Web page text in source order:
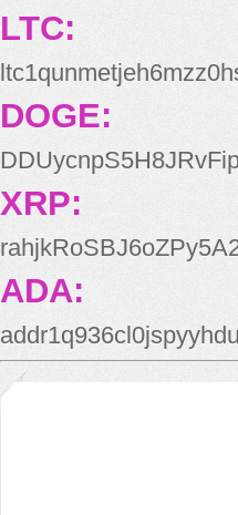
LTC:
DOGE:
XRP:
ADA: